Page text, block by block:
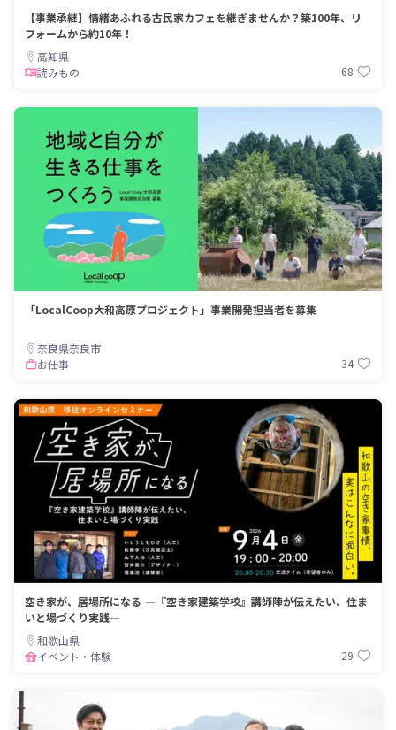
【事業承継】情緒あふれる古民家カフェを継ぎませんか？築100年、リ
フォームから約10年！
高知県
読みもの
68
「LocalCoop大和高原プロジェクト」事業開発担当者を募集
奈良県奈良市
お仕事
34
空き家が、居場所になる ―『空き家建築学校』講師陣が伝えたい、住ま
いと場づくり実践―
和歌山県
イベント・体験
29